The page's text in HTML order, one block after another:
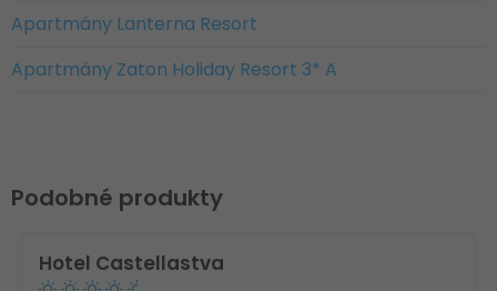
Apartmány Lanterna Resort
Apartmány Zaton Holiday Resort 3* A
Podobné produkty
Hotel Castellastva